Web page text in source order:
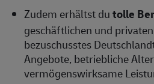
Zudem erhältst dutolle
geschäftlichen und
bezuschusstes
Angebote, betriebliche
vermögenswirksame